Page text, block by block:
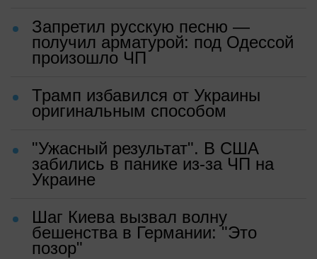
Запретил русскую песню —
получил арматурой: под Одессой
произошло ЧП
Трамп избавился от Украины
оригинальным способом
"Ужасный результат". В США
забились в панике из-за ЧП на
Украине
Шаг Киева вызвал волну
бешенства в Германии: "Это
позор"